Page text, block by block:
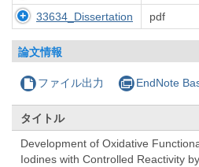
33634_Dissertation
pdf
論文情報
ファイル出力 EndNote
タイトル
Development of Oxidative
Iodines with Controlled Reactivity